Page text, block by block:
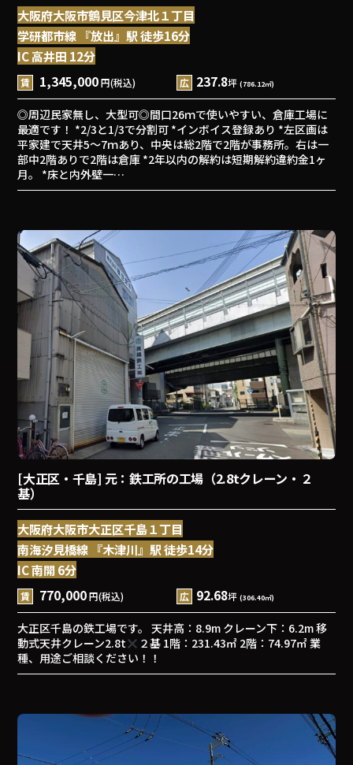
大阪府大阪市鶴見区今津北１丁目
学研都市線 『放出』駅 徒歩16分
IC 高井田 12分
賃 1,345,000円(税込) 広 237.8坪 (786.12㎡)
◎周辺民家無し、大型可◎間口26ｍで使いやすい、倉庫工場に
最適です！ *2/3と1/3で分割可 *インボイス登録あり *左区画は
平家建で天井5～7ｍあり、中央は総2階で2階が事務所。右は一
部中2階ありで2階は倉庫 *2年以内の解約は短期解約違約金1ヶ
月。 *床と内外壁一…
[大正区・千島] 元：鉄工所の工場（2.8tクレーン・２
基）
大阪府大阪市大正区千島１丁目
南海汐見橋線 『木津川』駅 徒歩14分
IC 南開 6分
賃 770,000円(税込) 広 92.68坪 (306.40㎡)
大正区千島の鉄工場です。 天井高：8.9m クレーン下：6.2m 移
動式天井クレーン2.8t
２基 1階：231.43㎡ 2階：74.97㎡ 業
種、用途ご相談ください！！